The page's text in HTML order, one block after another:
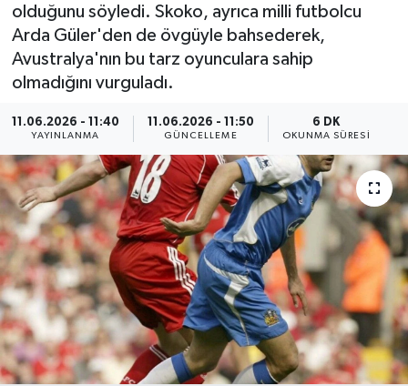
olduğunu söyledi. Skoko, ayrıca milli futbolcu
Arda Güler'den de övgüyle bahsederek,
Avustralya'nın bu tarz oyunculara sahip
olmadığını vurguladı.
11.06.2026 - 11:40
YAYINLANMA
11.06.2026 - 11:50
GÜNCELLEME
6 DK
OKUNMA SÜRESI
ÇEVRE
Dış Haberler
Dünya
EĞİTİM
EKONOMİ
English News
Finans
Flaş Haber